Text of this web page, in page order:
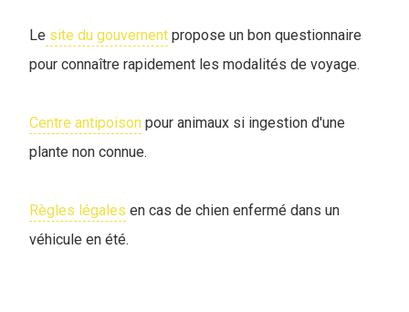
Le site du gouvernent propose un bon questionnaire
pour connaître rapidement les modalités de voyage.
Centre antipoison pour animaux si ingestion d'une
plante non connue.
Règles légales en cas de chien enfermé dans un
véhicule en été.